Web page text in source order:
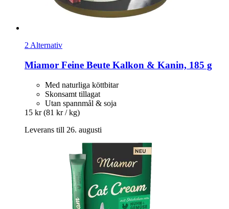
2 Alternativ
Miamor Feine Beute Kalkon & Kanin, 185 g
Med naturliga köttbitar
Skonsamt tillagat
Utan spannmål & soja
15 kr (81 kr / kg)
Leverans till 26. augusti